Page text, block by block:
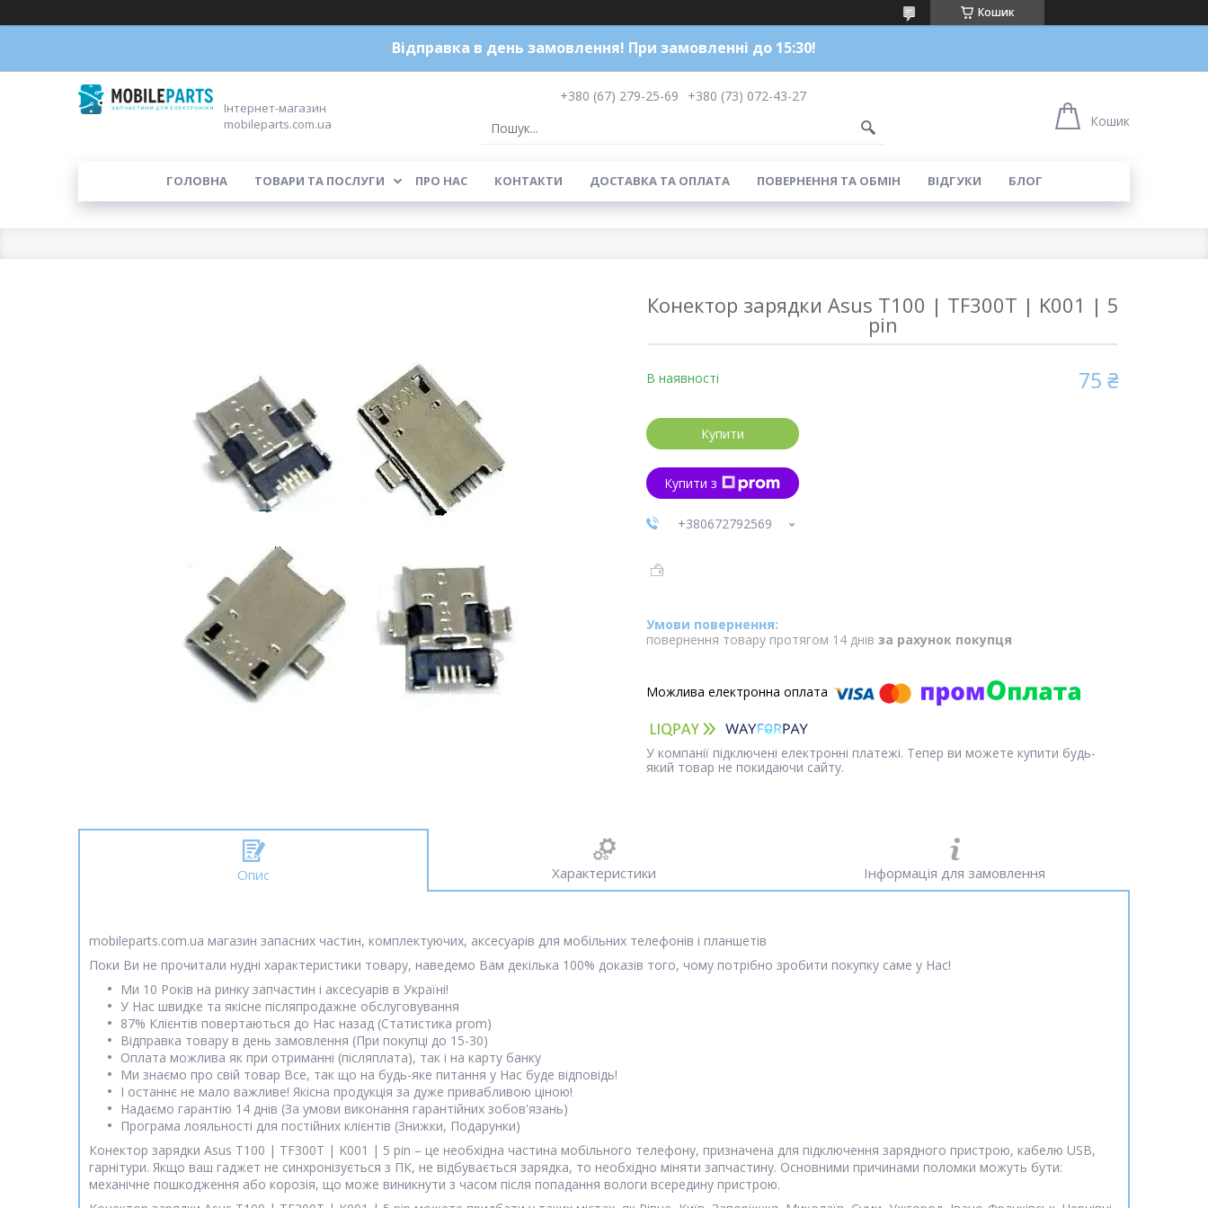
Кошик
Відправка в день замовлення! При замовленні до 15:30!
Інтернет-магазин
mobileparts.com.ua
+380 (67) 279-25-69
+380 (73) 072-43-27
Кошик
ГОЛОВНА ТОВАРИ ТА ПОСЛУГИ ПРО НАС КОНТАКТИ ДОСТАВКА ТА ОПЛАТА ПОВЕРНЕННЯ ТА ОБМІН ВІДГУКИ БЛОГ
Конектор зарядки Asus T100 | TF300T | K001 | 5
pin
В наявності 75 ₴
Купити
Купити з
+380672792569
повернення товару протягом 14 днів за рахунок покупця
У компанії підключені електронні платежі. Тепер ви можете купити будь-
який товар не покидаючи сайту.
Опис Характеристики Інформація для замовлення
mobileparts.com.ua магазин запасних частин, комплектуючих, аксесуарів для мобільних телефонів і планшетів
Поки Ви не прочитали нудні характеристики товару, наведемо Вам декілька 100% доказів того, чому потрібно зробити покупку саме у Нас!
Ми 10 Років на ринку запчастин і аксесуарів в Україні!
У Нас швидке та якісне післяпродажне обслуговування
87% Клієнтів повертаються до Нас назад (Статистика prom)
Відправка товару в день замовлення (При покупці до 15-30)
Оплата можлива як при отриманні (післяплата), так і на карту банку
Ми знаємо про свій товар Все, так що на будь-яке питання у Нас буде відповідь!
І останнє не мало важливе! Якісна продукція за дуже привабливою ціною!
Надаємо гарантію 14 днів (За умови виконання гарантійних зобов'язань)
Програма лояльності для постійних клієнтів (Знижки, Подарунки)
Конектор зарядки Asus T100 | TF300T | K001 | 5 pin – це необхідна частина мобільного телефону, призначена для підключення зарядного пристрою, кабелю USB,
гарнітури. Якщо ваш гаджет не синхронізується з ПК, не відбувається зарядка, то необхідно міняти запчастину. Основними причинами поломки можуть бути:
механічне пошкодження або корозія, що може виникнути з часом після попадання вологи всередину пристрою.